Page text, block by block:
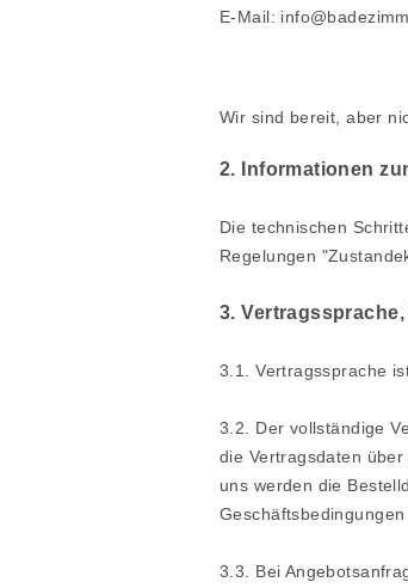
E-Mail:
Wir sind bereit, aber
2. Informationen
Die technischen
Regelungen
3.
3.1. Vertragssprache
3.2. Der vollständige
die Vertragsdaten
uns werden die
3.3. Bei